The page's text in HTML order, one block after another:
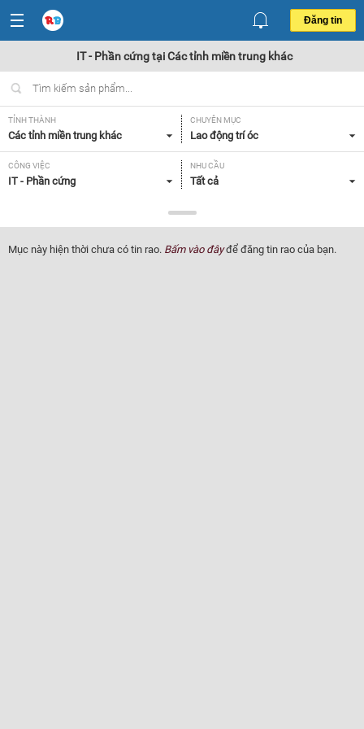
Đăng tin
IT - Phần cứng tại Các tỉnh miền trung khác
TỈNH THÀNH
Các tỉnh miền trung khác
CHUYÊN MỤC
Lao động trí óc
CÔNG VIỆC
IT - Phần cứng
NHU CẦU
Tất cả
Tất cả
Mục này hiện thời chưa có tin rao. Bấm vào đâyđể đăng tin rao của bạn.